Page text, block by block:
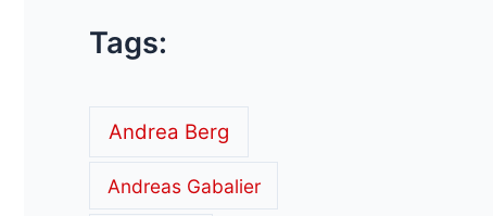
Tags:
Andrea Berg
Andreas Gabalier